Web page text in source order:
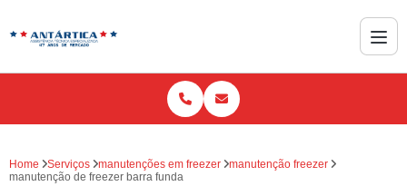
Home Serviços manutenções em freezer
manutenção freezer
manutenção de freezer barra funda